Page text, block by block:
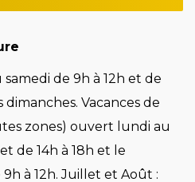
de 9h à 12h et de
dimanches. Vacances de
zones) ouvert lundi au
de 14h à 18h et le
à 12h. Juillet et Août :